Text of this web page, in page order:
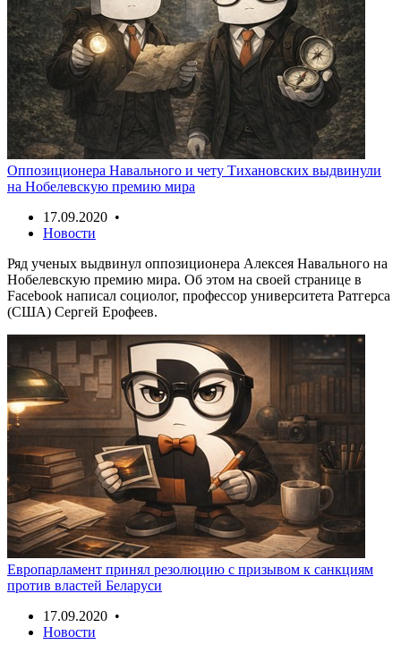
Оппозиционера Навального и чету Тихановских выдвинули
на Нобелевскую премию мира
17.09.2020 •
Новости
Ряд ученых выдвинул оппозиционера Алексея Навального на
Нобелевскую премию мира. Об этом на своей странице в
Facebook написал социолог, профессор университета Ратгерса
(США) Сергей Ерофеев.
Европарламент принял резолюцию с призывом к санкциям
против властей Беларуси
17.09.2020 •
Новости